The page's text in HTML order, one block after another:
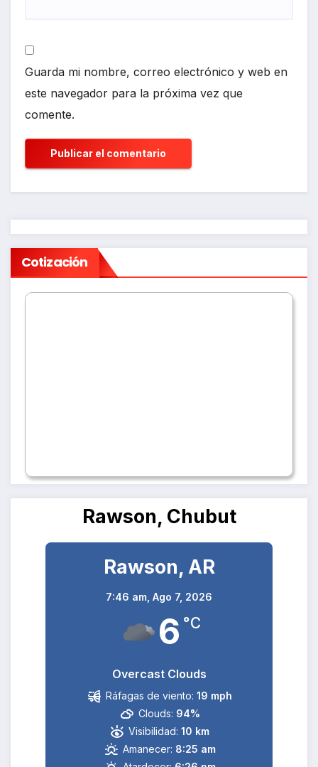
Guarda mi nombre, correo electrónico y web en
este navegador para la próxima vez que
comente.
Cotización
Rawson, Chubut
Rawson, AR
7:46 am, Ago 7, 2026
6 °C
Overcast Clouds
Ráfagas de viento: 19 mph
Clouds: 94%
Visibilidad: 10 km
Amanecer: 8:25 am